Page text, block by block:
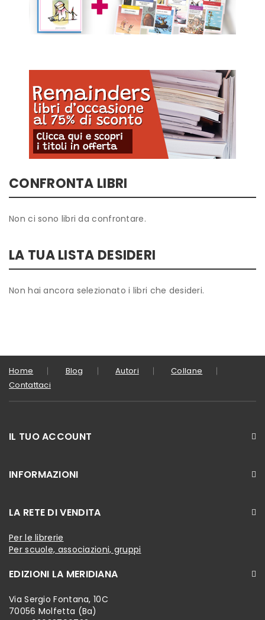
CONFRONTA LIBRI
Non ci sono libri da confrontare.
LA TUA LISTA DESIDERI
Non hai ancora selezionato i libri che desideri.
Home Blog Autori
Collane
Contattaci
IL TUO ACCOUNT
INFORMAZIONI
LA RETE DI VENDITA
Per le librerie
Per scuole, associazioni, gruppi
EDIZIONI LA MERIDIANA
Via Sergio Fontana, 10C
70056 Molfetta (Ba)